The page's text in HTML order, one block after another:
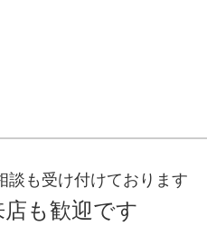
談も受け付けております
店も歓迎です